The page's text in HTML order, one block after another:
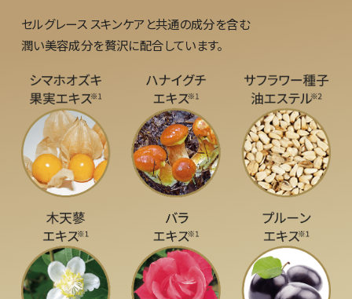
セルグレース スキンケアと共通の成分を含む
潤い美容成分を贅沢に配合しています。